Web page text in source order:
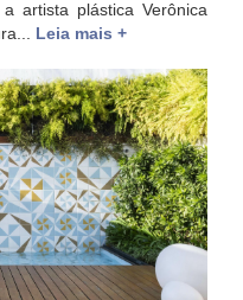
artista plástica Verônica
Leia mais +